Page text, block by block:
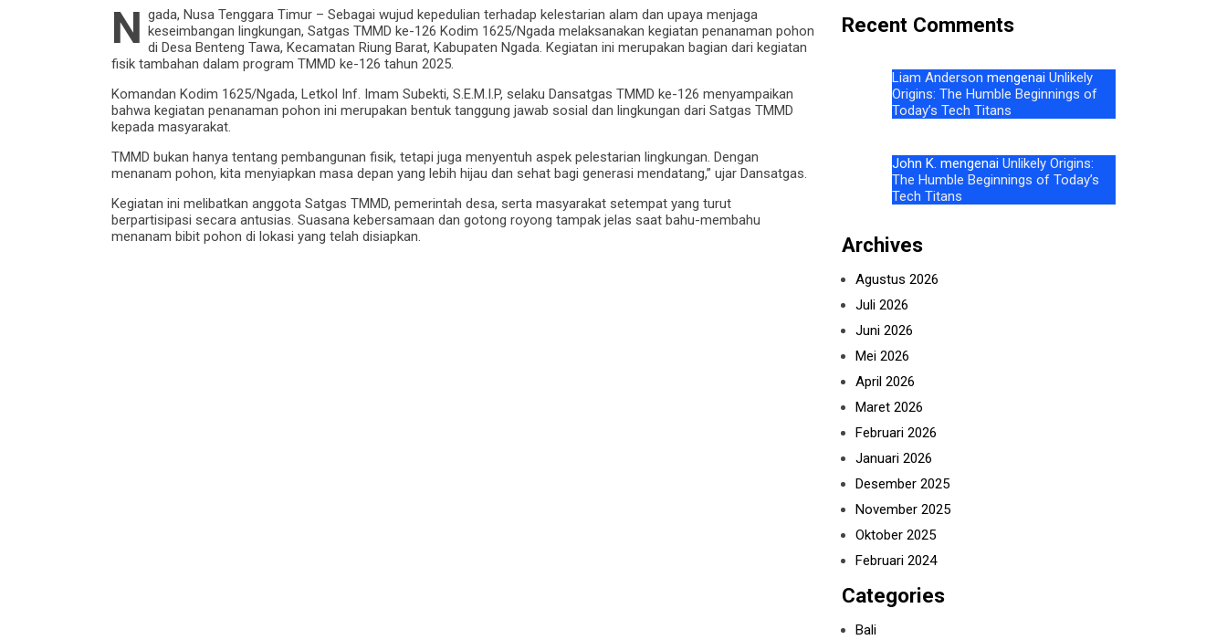
N gada, Nusa Tenggara Timur – Sebagai wujud kepedulian terhadap kelestarian alam dan upaya menjaga
keseimbangan lingkungan, Satgas TMMD ke-126 Kodim 1625/Ngada melaksanakan kegiatan penanaman pohon
di Desa Benteng Tawa, Kecamatan Riung Barat, Kabupaten Ngada. Kegiatan ini merupakan bagian dari kegiatan
fisik tambahan dalam program TMMD ke-126 tahun 2025.
Komandan Kodim 1625/Ngada, Letkol Inf. Imam Subekti, S.E.M.I.P, selaku Dansatgas TMMD ke-126 menyampaikan
bahwa kegiatan penanaman pohon ini merupakan bentuk tanggung jawab sosial dan lingkungan dari Satgas TMMD
kepada masyarakat.
TMMD bukan hanya tentang pembangunan fisik, tetapi juga menyentuh aspek pelestarian lingkungan. Dengan
menanam pohon, kita menyiapkan masa depan yang lebih hijau dan sehat bagi generasi mendatang,” ujar Dansatgas.
Kegiatan ini melibatkan anggota Satgas TMMD, pemerintah desa, serta masyarakat setempat yang turut
berpartisipasi secara antusias. Suasana kebersamaan dan gotong royong tampak jelas saat bahu-membahu
menanam bibit pohon di lokasi yang telah disiapkan.
Recent Comments
Liam Anderson mengenai Unlikely
Origins: The Humble Beginnings of
Today’s Tech Titans
John K. mengenai Unlikely Origins:
The Humble Beginnings of Today’s
Tech Titans
Archives
Agustus 2026
Juli 2026
Juni 2026
Mei 2026
April 2026
Maret 2026
Februari 2026
Januari 2026
Desember 2025
November 2025
Oktober 2025
Februari 2024
Categories
Bali